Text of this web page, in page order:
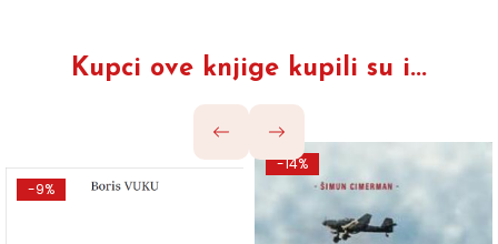
Kupci ove knjige kupili su i...
-9%
-14%